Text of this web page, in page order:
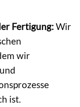
Fertigung:Wir
wir
ist.